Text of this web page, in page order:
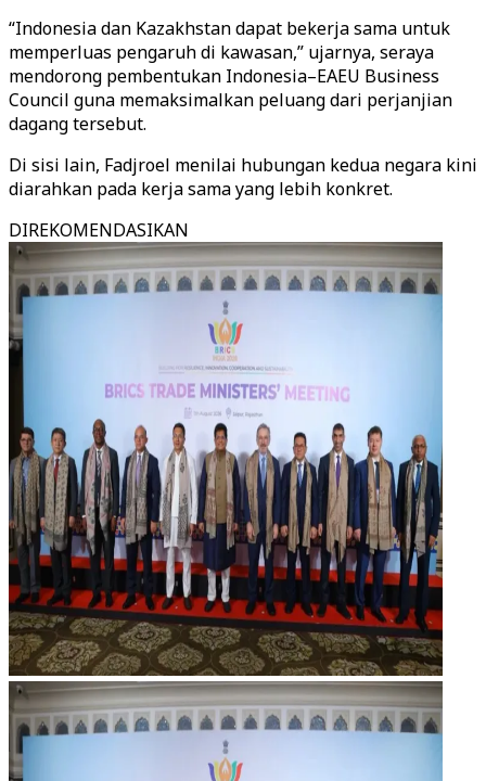
“Indonesia dan Kazakhstan dapat bekerja sama untuk
memperluas pengaruh di kawasan,” ujarnya, seraya
mendorong pembentukan Indonesia–EAEU Business
Council guna memaksimalkan peluang dari perjanjian
dagang tersebut.
Di sisi lain, Fadjroel menilai hubungan kedua negara kini
diarahkan pada kerja sama yang lebih konkret.
DIREKOMENDASIKAN